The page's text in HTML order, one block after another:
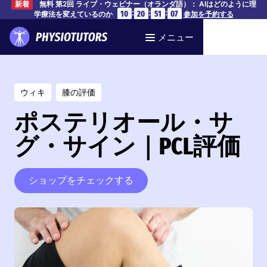
新着
無料 第2回 ライブ・ウェビナー（オランダ語）： AIはどのように理
学療法を変えているのか
10 : 20 : 51 : 06 参加を予約する
メニュー
ウィキ 膝の評価
ポステリオール・サ
グ・サイン｜PCL評価
ショップをチェックする